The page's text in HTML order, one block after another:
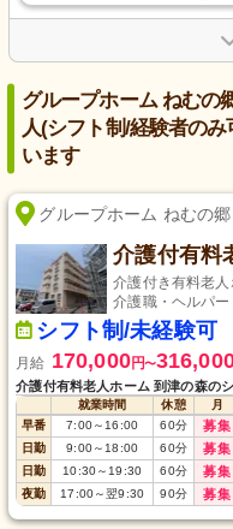
グループホーム ねむの
人(シフト制/経験者の
います
グループホーム ねむの
介護付有料
介護付き有料老人
介護職・ヘルパー
シフト制/未経験可
月給 170,000円〜
介護付有料老人ホーム 到津の森の
就業時間 休憩 月
早番
7:00～ 16:00 60分 募集
日勤 9:00～ 18:00 60分 募集
日勤 10:30～ 19:30 60分 募集
夜勤 17:00～翌9:30 90分 募集